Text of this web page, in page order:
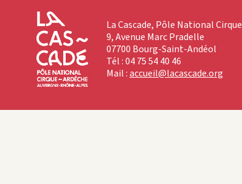
La Cascade, Pôle National Cirque
9, Avenue Marc Pradelle
07700 Bourg-Saint-Andéol
Tél : 04 75 54 40 46
Mail :accueil@lacascade.org